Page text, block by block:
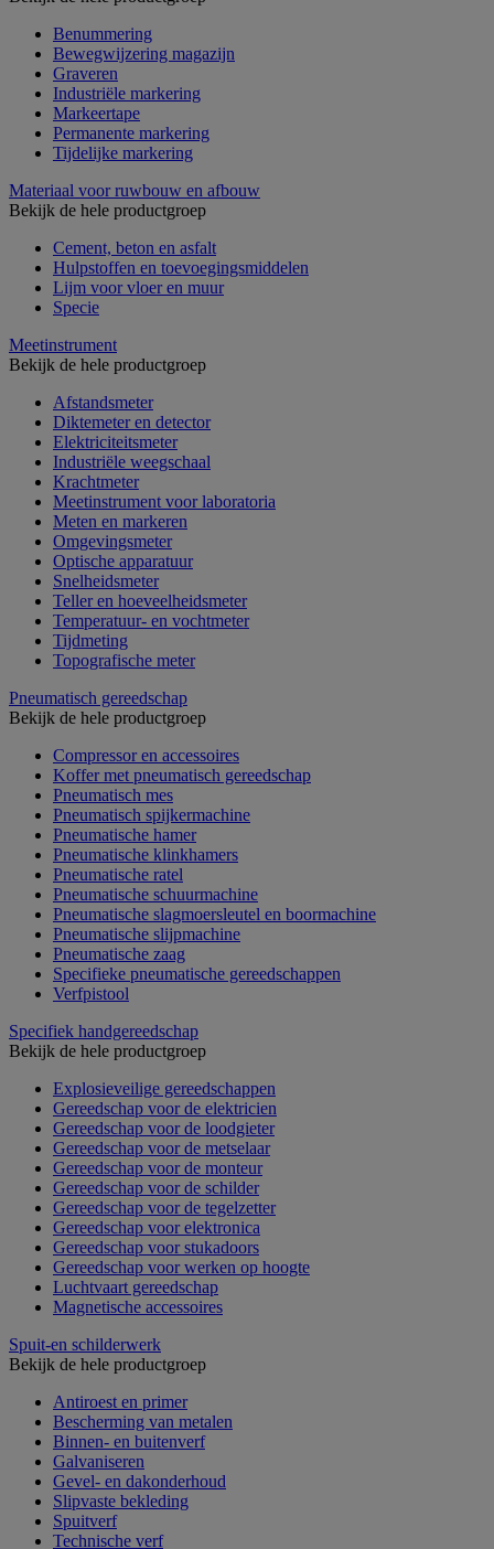
Benummering
Bewegwijzering magazijn
Graveren
Industriële markering
Markeertape
Permanente markering
Tijdelijke markering
Materiaal voor ruwbouw en afbouw
Bekijk de hele productgroep
Cement, beton en asfalt
Hulpstoffen en toevoegingsmiddelen
Lijm voor vloer en muur
Specie
Meetinstrument
Bekijk de hele productgroep
Afstandsmeter
Diktemeter en detector
Elektriciteitsmeter
Industriële weegschaal
Krachtmeter
Meetinstrument voor laboratoria
Meten en markeren
Omgevingsmeter
Optische apparatuur
Snelheidsmeter
Teller en hoeveelheidsmeter
Temperatuur- en vochtmeter
Tijdmeting
Topografische meter
Pneumatisch gereedschap
Bekijk de hele productgroep
Compressor en accessoires
Koffer met pneumatisch gereedschap
Pneumatisch mes
Pneumatisch spijkermachine
Pneumatische hamer
Pneumatische klinkhamers
Pneumatische ratel
Pneumatische schuurmachine
Pneumatische slagmoersleutel en boormachine
Pneumatische slijpmachine
Pneumatische zaag
Specifieke pneumatische gereedschappen
Verfpistool
Specifiek handgereedschap
Bekijk de hele productgroep
Explosieveilige gereedschappen
Gereedschap voor de elektricien
Gereedschap voor de loodgieter
Gereedschap voor de metselaar
Gereedschap voor de monteur
Gereedschap voor de schilder
Gereedschap voor de tegelzetter
Gereedschap voor elektronica
Gereedschap voor stukadoors
Gereedschap voor werken op hoogte
Luchtvaart gereedschap
Magnetische accessoires
Spuit-en schilderwerk
Bekijk de hele productgroep
Antiroest en primer
Bescherming van metalen
Binnen- en buitenverf
Galvaniseren
Gevel- en dakonderhoud
Slipvaste bekleding
Spuitverf
Technische verf